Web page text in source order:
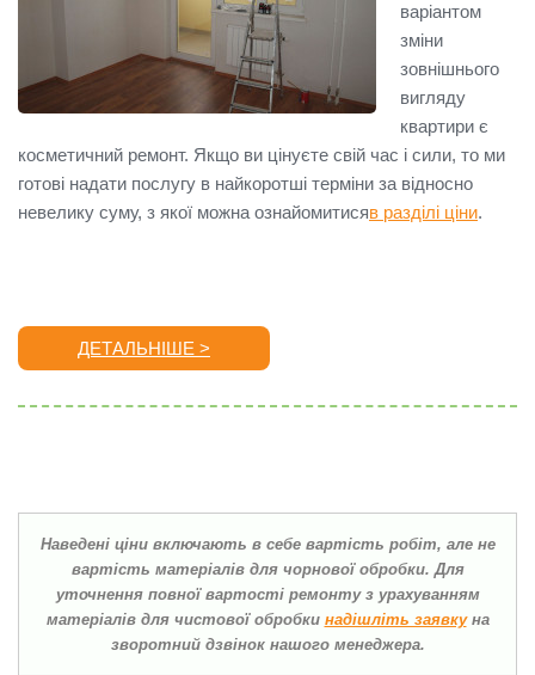
варіантом
зміни
зовнішнього
вигляду
квартири є
косметичний ремонт. Якщо ви цінуєте свій час і сили, то ми
готові надати послугу в найкоротші терміни за відносно
невелику суму, з якої можна ознайомитисяв разділі ціни.
ДЕТАЛЬНІШЕ >
Наведені ціни включають в себе вартість робіт, але не
вартість матеріалів для чорнової обробки. Для
уточнення повної вартості ремонту з урахуванням
матеріалів для чистової обробки надішліть заявкуна
зворотний дзвінок нашого менеджера.